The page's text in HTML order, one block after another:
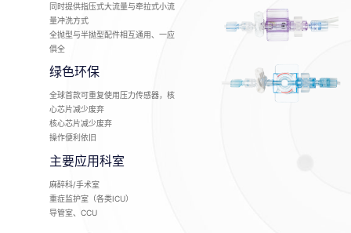
同时提供指压式大流量与牵拉式小流
量冲洗方式
全抛型与半抛型配件相互通用、一应
俱全
绿色环保
全球首款可重复使用压力传感器，核
心芯片减少废弃
核心芯片减少废弃
操作便利依旧
主要应用科室
麻醉科/手术室
重症监护室（各类ICU）
导管室、CCU